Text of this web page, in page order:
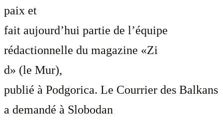
paix et
fait aujourd’hui partie de l’équipe
rédactionnelle du magazine «Zi
d» (le Mur),
publié à Podgorica. Le Courrier des Balkans
a demandé à Slobodan